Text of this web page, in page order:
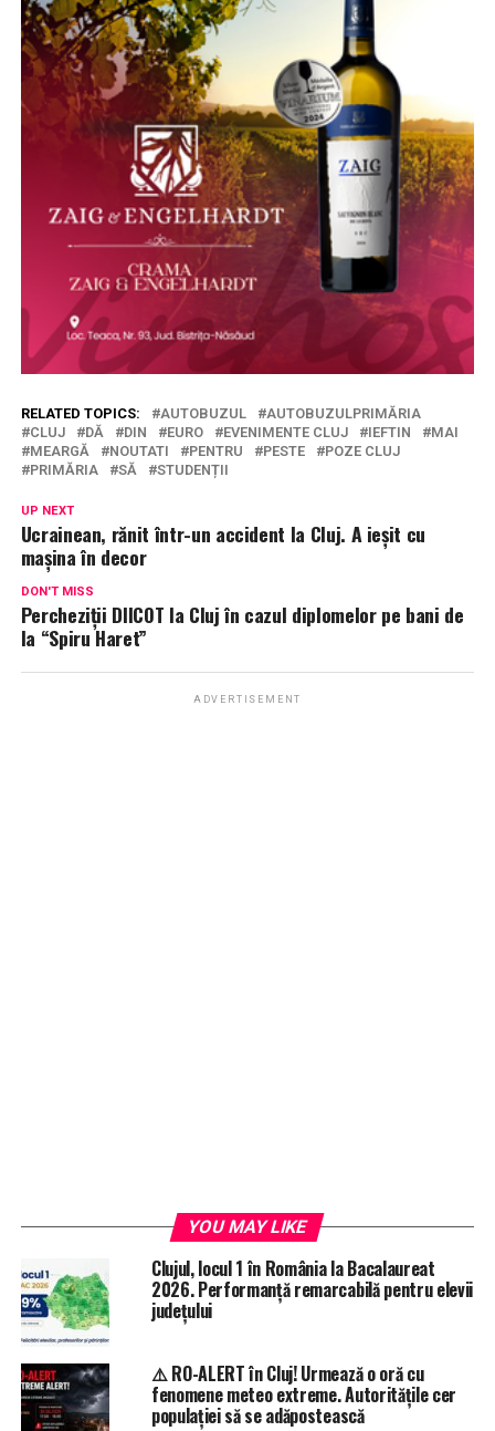
RELATED TOPICS: AUTOBUZUL
AUTOBUZULPRIMĂRIA
CLUJ
DĂ DIN EURO EVENIMENTE CLUJ IEFTIN
MAI
MEARGĂ
NOUTATI PENTRU PESTE
POZE CLUJ
PRIMĂRIA
SĂ STUDENȚII
UP NEXT
Ucrainean, rănit într-un accident la Cluj. A ieșit cu
mașina în decor
DON'T MISS
Percheziții DIICOT la Cluj în cazul diplomelor pe bani de
la “Spiru Haret”
ADVERTISEMENT
YOU MAY LIKE
Clujul, locul 1 în România la Bacalaureat
2026. Performanță remarcabilă pentru elevii
județului
⚠️ RO-ALERT în Cluj! Urmează o oră cu
fenomene meteo extreme. Autoritățile cer
populației să se adăpostească